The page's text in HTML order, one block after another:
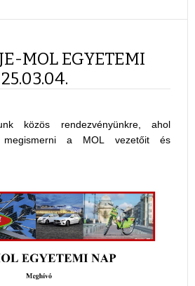
MOL EGYETEMI
közös rendezvényünkre, ahol
megismerni a MOL vezetőit és